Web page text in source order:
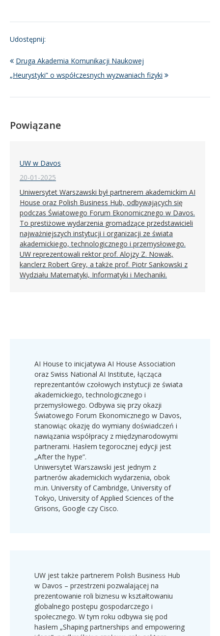
Udostępnij:
Druga Akademia Komunikacji Naukowej
„Heurystyki” o współczesnych wyzwaniach fizyki
Powiązane
UW w Davos
20-01-2025
Uniwersytet Warszawski był partnerem akademickim AI
House oraz Polish Business Hub, odbywających się
podczas Światowego Forum Ekonomicznego w Davos.
To prestiżowe wydarzenia gromadzące przedstawicieli
najważniejszych instytucji i organizacji ze świata
akademickiego, technologicznego i przemysłowego.
UW reprezentowali rektor prof. Alojzy Z. Nowak,
kanclerz Robert Grey, a także prof. Piotr Sankowski z
Wydziału Matematyki, Informatyki i Mechaniki.
AI House to inicjatywa AI House Association
oraz Swiss National AI Institute, łącząca
reprezentantów czołowych instytucji ze świata
akademickiego, technologicznego i
przemysłowego. Odbywa się przy okazji
Światowego Forum Ekonomicznego w Davos,
stanowiąc okazję do wymiany doświadczeń i
nawiązania współpracy z międzynarodowymi
partnerami. Hasłem tegorocznej edycji jest
„After the hype”.
Uniwersytet Warszawski jest jednym z
partnerów akademickich wydarzenia, obok
m.in. University of Cambridge, University of
Tokyo, University of Applied Sciences of the
Grisons, Google czy Cisco.
UW jest także partnerem Polish Business Hub
w Davos – przestrzeni pozwalającej na
prezentowanie roli biznesu w kształtowaniu
globalnego postępu gospodarczego i
społecznego. W tym roku odbywa się pod
hasłem „Shaping partnerships and empowering